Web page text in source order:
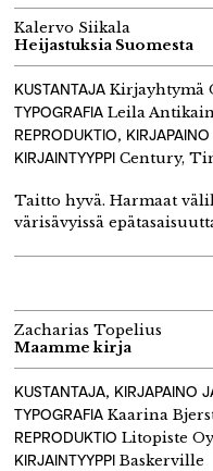
Kalervo Siikala
Heijastuksia Suomesta
KUSTANTAJA Kirjayhtymä
TYPOGRAFIA Leila
REPRODUKTIO,
KIRJAINTYYPPI Century,
Taitto hyvä. Harmaat
värisävyissä
Zacharias Topelius
Maamme kirja
KUSTANTAJA, KIRJAPAINO
TYPOGRAFIA Kaarina
REPRODUKTIO Litopiste Oy
KIRJAINTYYPPI Baskerville